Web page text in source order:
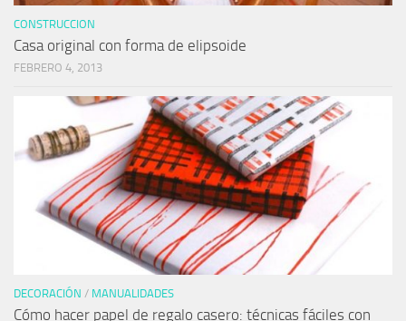
CONSTRUCCION
Casa original con forma de elipsoide
FEBRERO 4, 2013
DECORACIÓN / MANUALIDADES
Cómo hacer papel de regalo casero: técnicas fáciles con